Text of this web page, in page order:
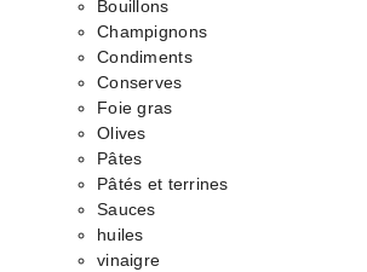
Bouillons
Champignons
Condiments
Conserves
Foie gras
Olives
Pâtes
Pâtés et terrines
Sauces
huiles
vinaigre